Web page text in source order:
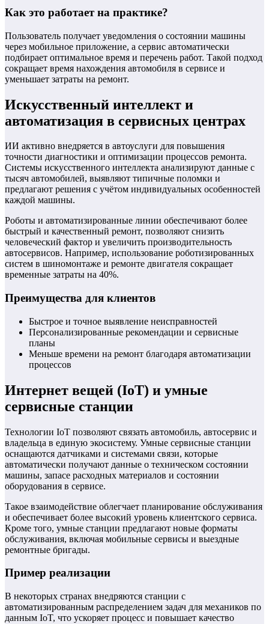
Как это работает на практике?
Пользователь получает уведомления о состоянии машины
через мобильное приложение, а сервис автоматически
подбирает оптимальное время и перечень работ. Такой подход
сокращает время нахождения автомобиля в сервисе и
уменьшает затраты на ремонт.
Искусственный интеллект и
автоматизация в сервисных центрах
ИИ активно внедряется в автоуслуги для повышения
точности диагностики и оптимизации процессов ремонта.
Системы искусственного интеллекта анализируют данные с
тысяч автомобилей, выявляют типичные поломки и
предлагают решения с учётом индивидуальных особенностей
каждой машины.
Роботы и автоматизированные линии обеспечивают более
быстрый и качественный ремонт, позволяют снизить
человеческий фактор и увеличить производительность
автосервисов. Например, использование роботизированных
систем в шиномонтаже и ремонте двигателя сокращает
временные затраты на 40%.
Преимущества для клиентов
Быстрое и точное выявление неисправностей
Персонализированные рекомендации и сервисные
планы
Меньше времени на ремонт благодаря автоматизации
процессов
Интернет вещей (IoT) и умные
сервисные станции
Технологии IoT позволяют связать автомобиль, автосервис и
владельца в единую экосистему. Умные сервисные станции
оснащаются датчиками и системами связи, которые
автоматически получают данные о техническом состоянии
машины, запасе расходных материалов и состоянии
оборудования в сервисе.
Такое взаимодействие облегчает планирование обслуживания
и обеспечивает более высокий уровень клиентского сервиса.
Кроме того, умные станции предлагают новые форматы
обслуживания, включая мобильные сервисы и выездные
ремонтные бригады.
Пример реализации
В некоторых странах внедряются станции с
автоматизированным распределением задач для механиков по
данным IoT, что ускоряет процесс и повышает качество